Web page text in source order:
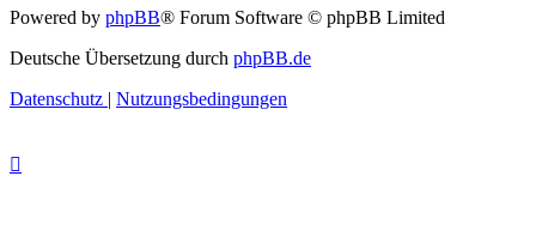
Powered by phpBB® Forum Software © phpBB Limited
Deutsche Übersetzung durch phpBB.de
Datenschutz
Nutzungsbedingungen